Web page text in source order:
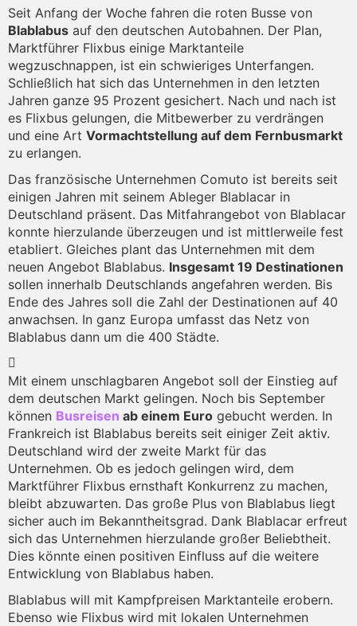
Seit Anfang der Woche fahren die roten Busse von
Blablabus auf den deutschen Autobahnen. Der Plan,
Marktführer Flixbus einige Marktanteile
wegzuschnappen, ist ein schwieriges Unterfangen.
Schließlich hat sich das Unternehmen in den letzten
Jahren ganze 95 Prozent gesichert. Nach und nach ist
es Flixbus gelungen, die Mitbewerber zu verdrängen
und eine Art Vormachtstellung auf dem Fernbusmarkt
zu erlangen.
Das französische Unternehmen Comuto ist bereits seit
einigen Jahren mit seinem Ableger Blablacar in
Deutschland präsent. Das Mitfahrangebot von Blablacar
konnte hierzulande überzeugen und ist mittlerweile fest
etabliert. Gleiches plant das Unternehmen mit dem
neuen Angebot Blablabus. Insgesamt 19 Destinationen
sollen innerhalb Deutschlands angefahren werden. Bis
Ende des Jahres soll die Zahl der Destinationen auf 40
anwachsen. In ganz Europa umfasst das Netz von
Blablabus dann um die 400 Städte.
Mit einem unschlagbaren Angebot soll der Einstieg auf
dem deutschen Markt gelingen. Noch bis September
können Busreisen ab einem Euro gebucht werden. In
Frankreich ist Blablabus bereits seit einiger Zeit aktiv.
Deutschland wird der zweite Markt für das
Unternehmen. Ob es jedoch gelingen wird, dem
Marktführer Flixbus ernsthaft Konkurrenz zu machen,
bleibt abzuwarten. Das große Plus von Blablabus liegt
sicher auch im Bekanntheitsgrad. Dank Blablacar erfreut
sich das Unternehmen hierzulande großer Beliebtheit.
Dies könnte einen positiven Einfluss auf die weitere
Entwicklung von Blablabus haben.
Blablabus will mit Kampfpreisen Marktanteile erobern.
Ebenso wie Flixbus wird mit lokalen Unternehmen